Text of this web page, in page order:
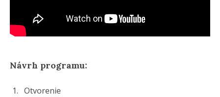
Návrh programu:
1. Otvorenie